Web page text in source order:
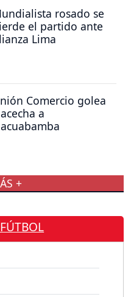
rosado se
el partido ante
Lima
Comercio golea
a
+